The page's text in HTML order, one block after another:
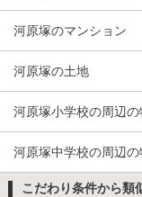
河原塚のマンション
河原塚の土地
河原塚小学校の周辺の
河原塚中学校の周辺の
こだわり条件から類